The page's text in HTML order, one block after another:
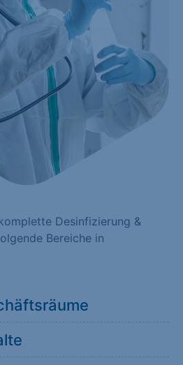
Desinfizierung &
Bereiche in